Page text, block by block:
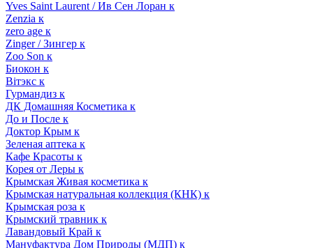
Yves Saint Laurent / Ив Сен Лоран к
Zenzia к
zero age к
Zinger / Зингер к
Zoo Son к
Биокон к
Вiтэкс к
Гурмандиз к
ДК Домашняя Косметика к
До и После к
Доктор Крым к
Зеленая аптека к
Кафе Красоты к
Корея от Леры к
Крымская Живая косметика к
Крымская натуральная коллекция (КНК) к
Крымская роза к
Крымский травник к
Лавандовый Край к
Мануфактура Дом Природы (МДП) к